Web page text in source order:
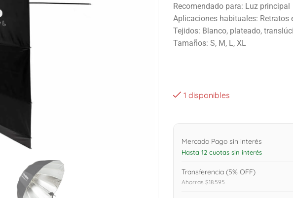
Recomendado para: Luz principal
Aplicaciones habituales: Retratos
Tejidos: Blanco, plateado,
Tamaños: S, M, L, XL
1 disponibles
Mercado Pago sin interés
Hasta 12 cuotas sin interés
Transferencia (5% OFF)
Ahorras $18.595